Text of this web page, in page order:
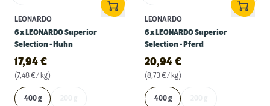
LEONARDO
6 x LEONARDO Superior
Selection - Huhn
17,94 €
(7,48 € / kg)
400 g
LEONARDO
6 x LEONARDO Superior
Selection - Pferd
20,94 €
(8,73 € / kg)
400 g